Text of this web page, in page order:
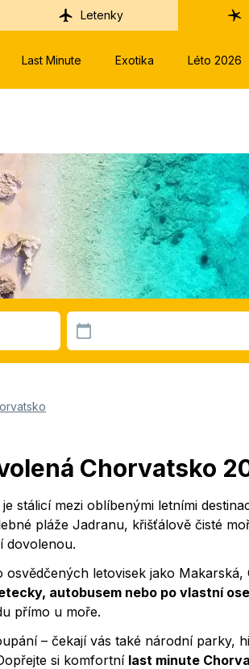
Letenky
Last Minute Exotika Léto 2026
Chorvatsko
je stálicí mezi oblíbenými letními
pláže Jadranu, křišťálově čisté
dovolenou.
osvědčených letovisek jako
autobusem nebo po vlastní
přímo u moře.
– čekají vás také národní parky,
si komfortní last minute